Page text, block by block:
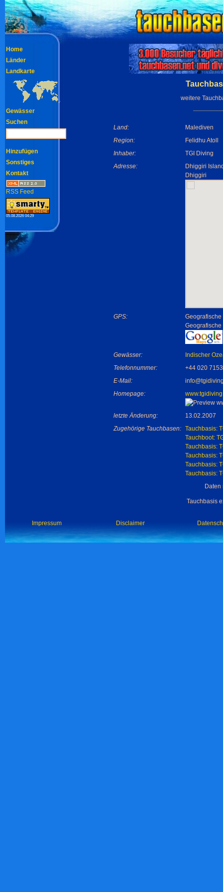
weitere
Land:
Malediven
Region:
Felidhu Atoll
Inhaber:
TGI Diving
Adresse:
Dhiggiri
Dhiggiri
GPS:
Gewässer:
Indischer
Telefonnummer:
+44 020
E-Mail:
Homepage:
letzte Änderung:
13.02.2007
Zugehörige Tauchbasen:
Tauchbasis:
Tauchboot:
Tauchbasis:
Tauchbasis:
Tauchbasis:
Tauchbasis:
Tauchbasis
Home
Länder
Landkarte
Gewässer
Suchen
Hinzufügen
Sonstiges
Kontakt
RSS Feed
05.08.2026 04:29
Impressum Disclaimer